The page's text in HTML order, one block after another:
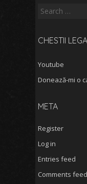
Search
CHESTII
Youtube
Donează-mi o
META
Register
Log in
Entries feed
Comments feed